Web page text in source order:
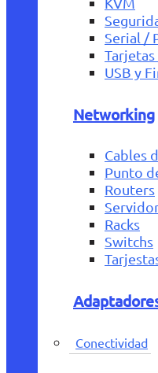
Serial /
Tarjetas
USB y
Networking
Cables
Punto
Routers
Racks
Switchs
Conectividad